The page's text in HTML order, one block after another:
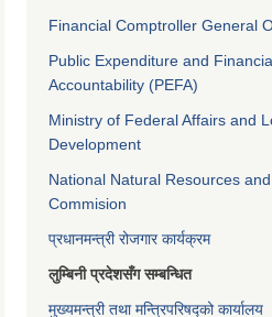
Financial Comptroller General
Public Expenditure and
Accountability (PEFA)
Ministry of Federal Affairs and
Development
National Natural Resources
Commision
प्रधानमन्त्री रोजगार कार्यक्रम
लुम्बिनी प्रदेशसँग सम्बन्धित
मुख्यमन्त्री तथा मन्त्रिपरिषद्को कार्यालय